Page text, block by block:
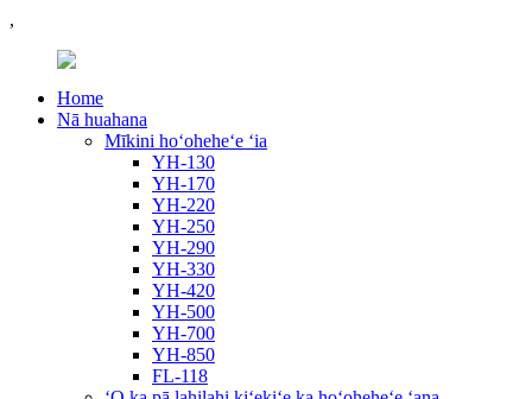
,
Home
Nā huahana
Mīkini hoʻoheheʻe ʻia
YH-130
YH-170
YH-220
YH-250
YH-290
YH-330
YH-420
YH-500
YH-700
YH-850
FL-118